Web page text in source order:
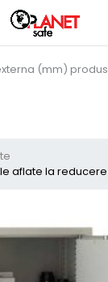
(mm) produs
aflate la reducere